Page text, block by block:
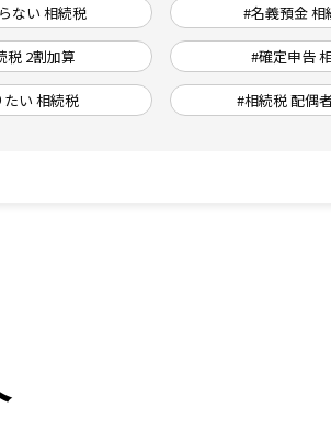
ない 相続税 #名義預金 相
税 2割加算 #確定申告
たい 相続税 #相続税 配偶